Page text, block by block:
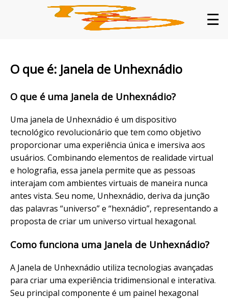
☰
O que é: Janela de Unhexnádio
O que é uma Janela de Unhexnádio?
Uma janela de Unhexnádio é um dispositivo
tecnológico revolucionário que tem como objetivo
proporcionar uma experiência única e imersiva aos
usuários. Combinando elementos de realidade virtual
e holografia, essa janela permite que as pessoas
interajam com ambientes virtuais de maneira nunca
antes vista. Seu nome, Unhexnádio, deriva da junção
das palavras “universo” e “hexnádio”, representando a
proposta de criar um universo virtual hexagonal.
Como funciona uma Janela de Unhexnádio?
A Janela de Unhexnádio utiliza tecnologias avançadas
para criar uma experiência tridimensional e interativa.
Seu principal componente é um painel hexagonal